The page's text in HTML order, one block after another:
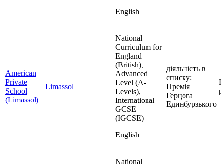
English
American
Private
School
(Limassol)
Limassol
National
Curriculum for
England
(British),
Advanced
Level (A-
Levels),
International
GCSE
(IGCSE)
English
діяльність в
списку:
Премія
Герцога
Единбурзького
National